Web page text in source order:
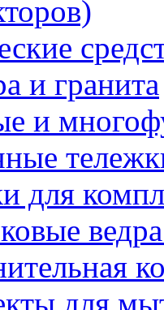
и гранита
и
для
для